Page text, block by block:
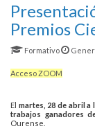
Premios
Formativo
Acceso ZOOM
El martes, 28 de abril a
trabajos ganadores
Ourense.